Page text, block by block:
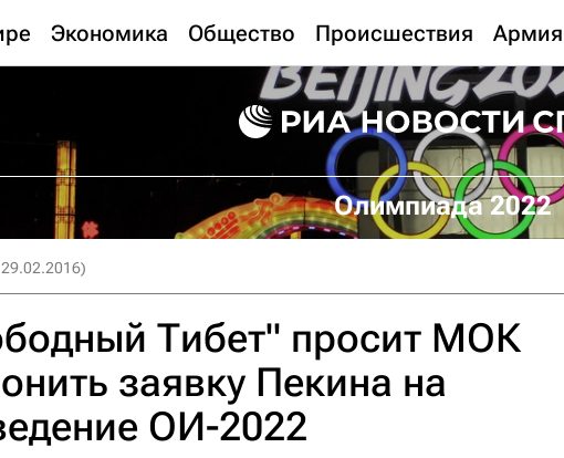
Экономика Общество Происшествия Армия
Олимпиада 2022
Тибет" просит МОК
заявку Пекина на
ОИ-2022